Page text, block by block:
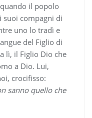
il popolo
suoi compagni di
uno lo tradì e
del Figlio di
lì, il Figlio Dio che
a Dio. Lui,
crocifisso:
sanno quello che